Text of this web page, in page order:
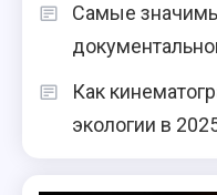
Самые
Как
экологии в